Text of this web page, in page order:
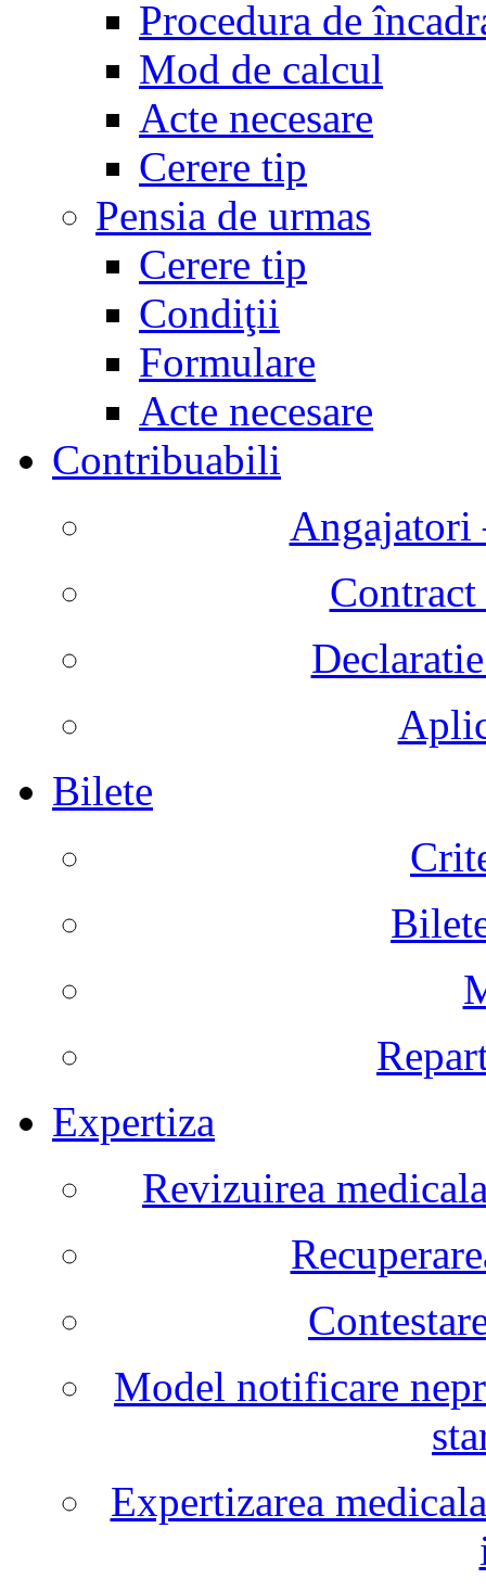
Procedura de
Mod de calcul
Acte necesare
Cerere tip
Pensia de urmas
Cerere tip
Condiţii
Formulare
Acte necesare
Contribuabili
Angajatori
Contract
Bilete
Expertiza
Revizuirea
Model notificare
Expertizarea